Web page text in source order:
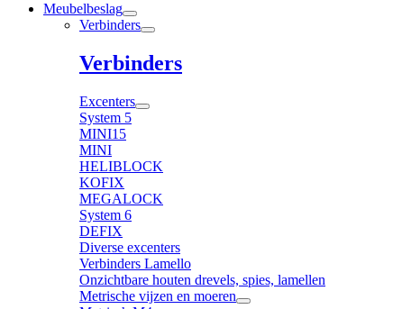
Meubelbeslag
Verbinders
Verbinders
Excenters
System 5
MINI15
MINI
HELIBLOCK
KOFIX
MEGALOCK
System 6
DEFIX
Diverse excenters
Verbinders Lamello
Onzichtbare houten drevels, spies, lamellen
Metrische vijzen en moeren